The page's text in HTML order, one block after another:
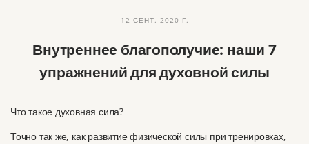
12 СЕНТ. 2020 Г.
Внутреннее благополучие: наши 7
упражнений для духовной силы
Что такое духовная сила?
Точно так же, как развитие физической силы при тренировках,